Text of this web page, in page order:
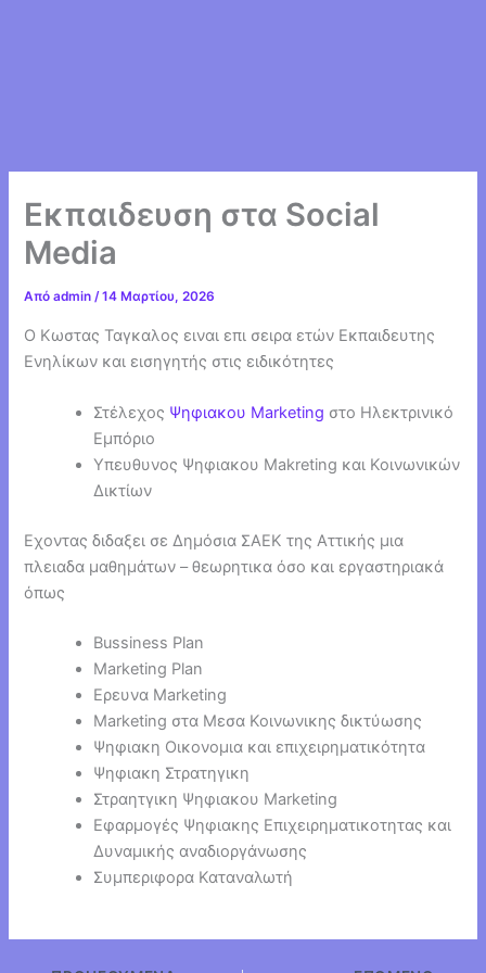
Εκπαιδευση στα Social
Media
Απόadmin/14 Μαρτίου, 2026
Ο Κωστας Ταγκαλος ειναι επι σειρα ετών Εκπαιδευτης
Ενηλίκων και εισηγητής στις ειδικότητες
Στέλεχος Ψηφιακου Marketing στο Ηλεκτρινικό
Εμπόριο
Υπευθυνος Ψηφιακου Makreting και Κοινωνικών
Δικτίων
Εχοντας διδαξει σε Δημόσια ΣΑΕΚ της Αττικής μια
πλειαδα μαθημάτων – θεωρητικα όσο και εργαστηριακά
όπως
Bussiness Plan
Marketing Plan
Ερευνα Marketing
Marketing στα Μεσα Κοινωνικης δικτύωσης
Ψηφιακη Οικονομια και επιχειρηματικότητα
Ψηφιακη Στρατηγικη
Στραητγικη Ψηφιακου Marketing
Εφαρμογές Ψηφιακης Επιχειρηματικοτητας και
Δυναμικής αναδιοργάνωσης
Συμπεριφορα Καταναλωτή